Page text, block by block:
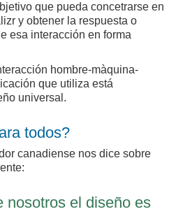
que pueda concetrarse en
y obtener la respuesta o
esa interacción en forma
hombre-màquina-
que utiliza está
universal.
todos?
canadiense nos dice sobre
nosotros el diseño es